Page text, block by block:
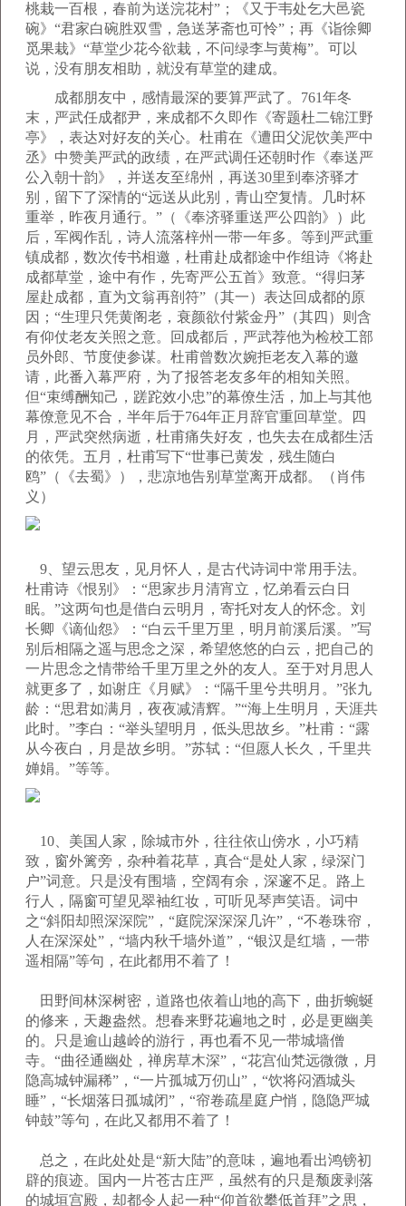
桃栽一百根，春前为送浣花村”；《又于韦处乞大邑瓷
碗》“君家白碗胜双雪，急送茅斋也可怜”；再《诣徐卿
觅果栽》“草堂少花今欲栽，不问绿李与黄梅”。可以
说，没有朋友相助，就没有草堂的建成。
成都朋友中，感情最深的要算严武了。761年冬
末，严武任成都尹，来成都不久即作《寄题杜二锦江野
亭》，表达对好友的关心。杜甫在《遭田父泥饮美严中
丞》中赞美严武的政绩，在严武调任还朝时作《奉送严
公入朝十韵》，并送友至绵州，再送30里到奉济驿才
别，留下了深情的“远送从此别，青山空复情。几时杯
重举，昨夜月通行。”（《奉济驿重送严公四韵》）此
后，军阀作乱，诗人流落梓州一带一年多。等到严武重
镇成都，数次传书相邀，杜甫赴成都途中作组诗《将赴
成都草堂，途中有作，先寄严公五首》致意。“得归茅
屋赴成都，直为文翁再剖符”（其一）表达回成都的原
因；“生理只凭黄阁老，衰颜欲付紫金丹”（其四）则含
有仰仗老友关照之意。回成都后，严武荐他为检校工部
员外郎、节度使参谋。杜甫曾数次婉拒老友入幕的邀
请，此番入幕严府，为了报答老友多年的相知关照。
但“束缚酬知己，蹉跎效小忠”的幕僚生活，加上与其他
幕僚意见不合，半年后于764年正月辞官重回草堂。四
月，严武突然病逝，杜甫痛失好友，也失去在成都生活
的依凭。五月，杜甫写下“世事已黄发，残生随白
鸥”（《去蜀》），悲凉地告别草堂离开成都。（肖伟
义）
9、望云思友，见月怀人，是古代诗词中常用手法。
杜甫诗《恨别》：“思家步月清宵立，忆弟看云白日
眠。”这两句也是借白云明月，寄托对友人的怀念。刘
长卿《谪仙怨》：“白云千里万里，明月前溪后溪。”写
别后相隔之遥与思念之深，希望悠悠的白云，把自己的
一片思念之情带给千里万里之外的友人。至于对月思人
就更多了，如谢庄《月赋》：“隔千里兮共明月。”张九
龄：“思君如满月，夜夜减清辉。”“海上生明月，天涯共
此时。”李白：“举头望明月，低头思故乡。”杜甫：“露
从今夜白，月是故乡明。”苏轼：“但愿人长久，千里共
婵娟。”等等。
10、美国人家，除城市外，往往依山傍水，小巧精
致，窗外篱旁，杂种着花草，真合“是处人家，绿深门
户”词意。只是没有围墙，空阔有余，深邃不足。路上
行人，隔窗可望见翠袖红妆，可听见琴声笑语。词中
之“斜阳却照深深院”，“庭院深深深几许”，“不卷珠帘，
人在深深处”，“墙内秋千墙外道”，“银汉是红墙，一带
遥相隔”等句，在此都用不着了！
田野间林深树密，道路也依着山地的高下，曲折蜿蜒
的修来，天趣盎然。想春来野花遍地之时，必是更幽美
的。只是逾山越岭的游行，再也看不见一带城墙僧
寺。“曲径通幽处，禅房草木深”，“花宫仙梵远微微，月
隐高城钟漏稀”，“一片孤城万仞山”，“饮将闷酒城头
睡”，“长烟落日孤城闭”，“帘卷疏星庭户悄，隐隐严城
钟鼓”等句，在此又都用不着了！
总之，在此处处是“新大陆”的意味，遍地看出鸿镑初
辟的痕迹。国内一片苍古庄严，虽然有的只是颓废剥落
的城垣宫殿，却都令人起一种“仰首欲攀低首拜”之思，